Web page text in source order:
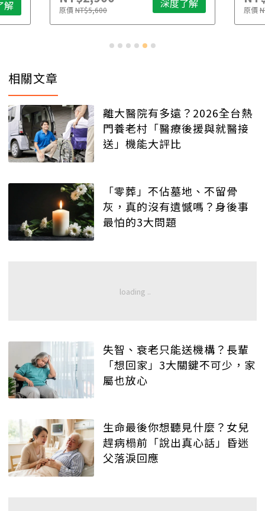
解 原價NT$5,600 深度了解 原價
相關文章
離大醫院有多遠？2026全台熱
門養老村「醫療後援與就醫接
送」機能大評比
「零葬」不佔墓地、不留骨
灰，真的沒有遺憾嗎？身後事
最怕的3大問題
失智、衰老只能送機構？長輩
「想回家」3大關鍵不可少，家
屬也放心
生命最後你想聽見什麼？女兒
趕病榻前「說出真心話」昏迷
父落淚回應